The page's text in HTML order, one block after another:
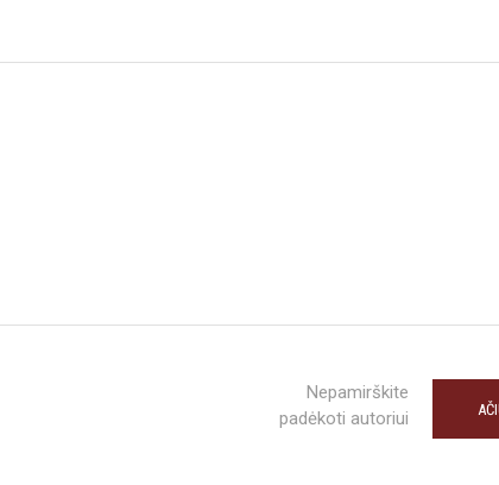
Nepamirškite
padėkoti autoriui